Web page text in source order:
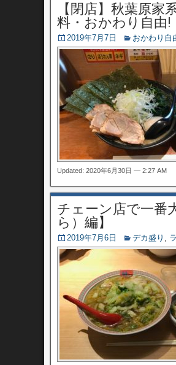
【閉店】秋葉原
料・おかわり自由!
2019年7月7日 おかわり自
Updated: 2020年6月30日 — 2:27 AM
チェーン店で一番
ら）編】
2019年7月6日 デカ盛り ,